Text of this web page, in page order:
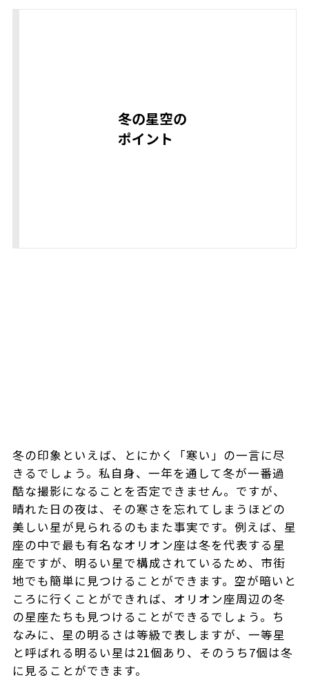
冬の星空の
ポイント
冬の印象といえば、とにかく「寒い」の一言に尽
きるでしょう。私自身、一年を通して冬が一番過
酷な撮影になることを否定できません。ですが、
晴れた日の夜は、その寒さを忘れてしまうほどの
美しい星が見られるのもまた事実です。例えば、星
座の中で最も有名なオリオン座は冬を代表する星
座ですが、明るい星で構成されているため、市街
地でも簡単に見つけることができます。空が暗いと
ころに行くことができれば、オリオン座周辺の冬
の星座たちも見つけることができるでしょう。ち
なみに、星の明るさは等級で表しますが、一等星
と呼ばれる明るい星は21個あり、そのうち7個は冬
に見ることができます。